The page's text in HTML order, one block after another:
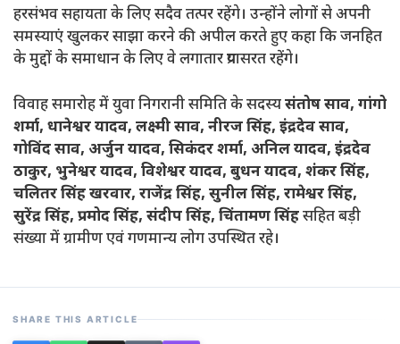
हरसंभव सहायता के लिए सदैव तत्पर रहेंगे। उन्होंने लोगों से अपनी
समस्याएं खुलकर साझा करने की अपील करते हुए कहा कि जनहित
के मुद्दों के समाधान के लिए वे लगातार प्रयासरत रहेंगे।
विवाह समारोह में युवा निगरानी समिति के सदस्यसंतोष साव, गांगो
शर्मा, धानेश्वर यादव, लक्ष्मी साव, नीरज सिंह, इंद्रदेव साव,
गोविंद साव, अर्जुन यादव, सिकंदर शर्मा, अनिल यादव, इंद्रदेव
ठाकुर, भुनेश्वर यादव, विशेश्वर यादव, बुधन यादव, शंकर सिंह,
चलितर सिंह खरवार, राजेंद्र सिंह, सुनील सिंह, रामेश्वर सिंह,
सुरेंद्र सिंह, प्रमोद सिंह, संदीप सिंह, चिंतामण सिंहसहित बड़ी
संख्या में ग्रामीण एवं गणमान्य लोग उपस्थित रहे।
SHARE THIS ARTICLE